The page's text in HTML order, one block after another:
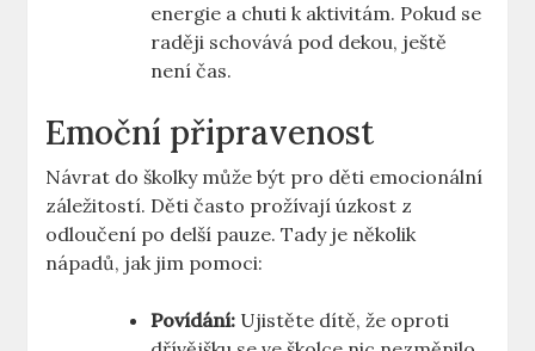
energie a chuti k aktivitám. Pokud se
raději schovává pod dekou, ještě
není čas.
Emoční připravenost
Návrat do školky může být pro děti emocionální
záležitostí. Děti často prožívají úzkost z
odloučení po delší pauze. Tady je několik
nápadů, jak jim pomoci:
Povídání: Ujistěte dítě, že oproti